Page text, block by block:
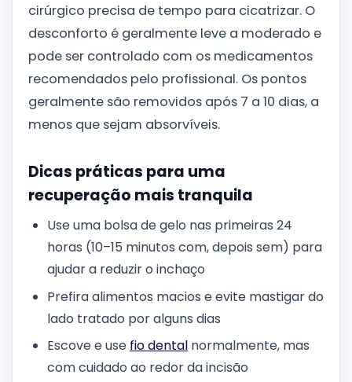
cirúrgico precisa de tempo para cicatrizar. O
desconforto é geralmente leve a moderado e
pode ser controlado com os medicamentos
recomendados pelo profissional. Os pontos
geralmente são removidos após 7 a 10 dias, a
menos que sejam absorvíveis.
Dicas práticas para uma
recuperação mais tranquila
Use uma bolsa de gelo nas primeiras 24
horas (10–15 minutos com, depois sem) para
ajudar a reduzir o inchaço
Prefira alimentos macios e evite mastigar do
lado tratado por alguns dias
Escove e use fio dental normalmente, mas
com cuidado ao redor da incisão